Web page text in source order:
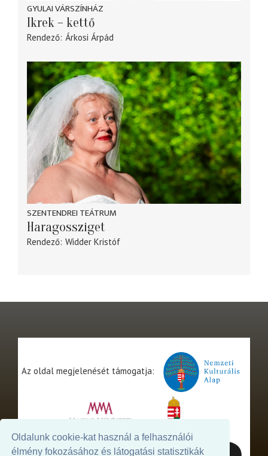
Oldalunk cookie-kat használ a felhasználói
élmény fokozásához és látogatási statisztikák
GYULAI VÁRSZÍNHÁZ
Ikrek – kettő
Rendező Árkosi Árpád
SZENTENDREI TEÁTRUM
Haragossziget
Rendező Widder Kristóf
Az oldal megjelenését támogatja: